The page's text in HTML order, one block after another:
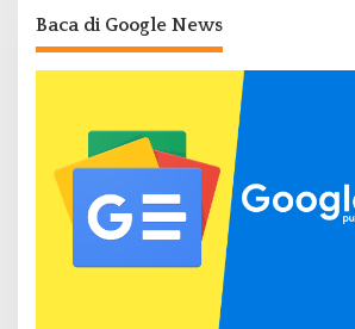
Baca di Google News